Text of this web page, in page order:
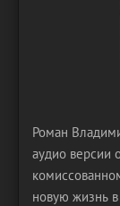
Роман
аудио версии
новую жизнь